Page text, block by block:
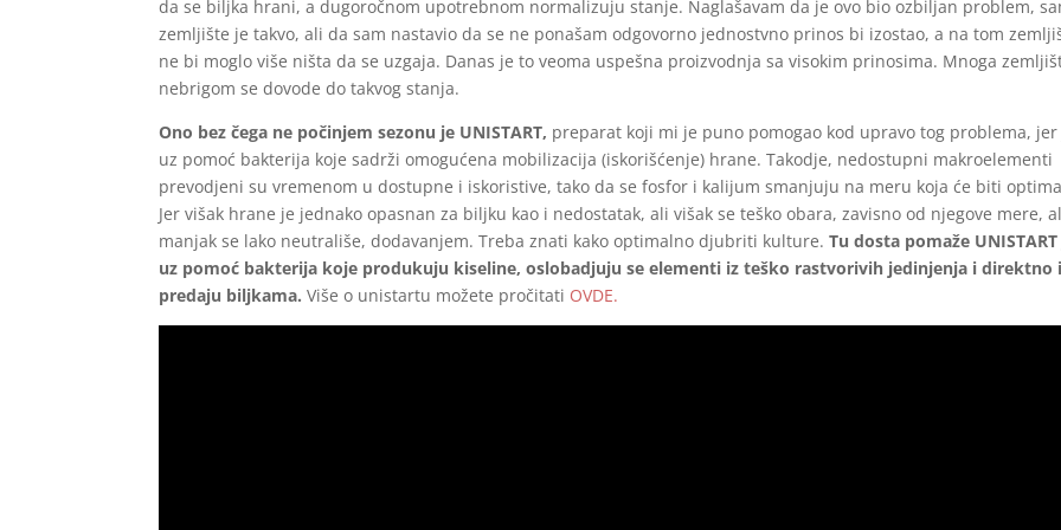
da se biljka hrani, a dugoročnom upotrebnom normalizuju stanje. Naglašavam da je ovo bio ozbiljan problem,
zemljište je takvo, ali da sam nastavio da se ne ponašam odgovorno jednostvno prinos bi izostao, a na tom
ne bi moglo više ništa da se uzgaja. Danas je to veoma uspešna proizvodnja sa visokim prinosima. Mnoga
nebrigom se dovode do takvog stanja.
Ono bez čega ne počinjem sezonu je UNISTART, preparat koji mi je puno pomogao kod upravo tog problema, jer
uz pomoć bakterija koje sadrži omogućena mobilizacija (iskorišćenje) hrane. Takodje, nedostupni makroelementi
prevodjeni su vremenom u dostupne i iskoristive, tako da se fosfor i kalijum smanjuju na meru koja će biti
Jer višak hrane je jednako opasnan za biljku kao i nedostatak, ali višak se teško obara, zavisno od njegove mere,
manjak se lako neutrališe, dodavanjem. Treba znati kako optimalno djubriti kulture.Tu dosta pomaže
uz pomoć bakterija koje produkuju kiseline, oslobadjuju se elementi iz teško rastvorivih jedinjenja i direktno
predaju biljkama. Više o unistartu možete pročitati OVDE.